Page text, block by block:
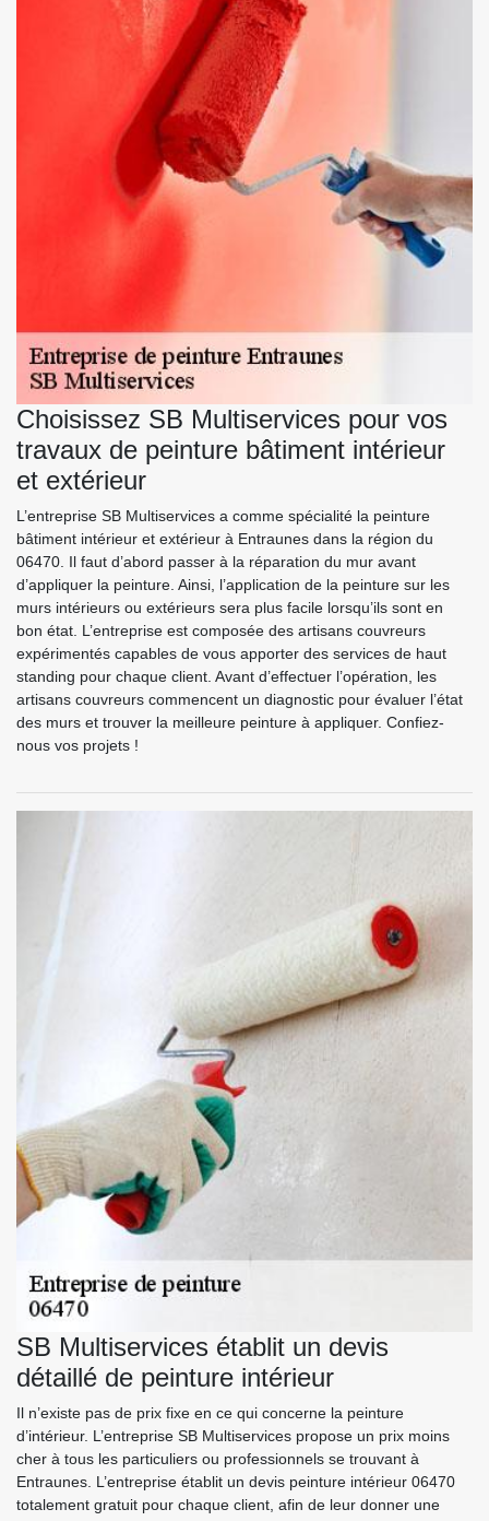
Choisissez SB Multiservices pour vos
travaux de peinture bâtiment intérieur
et extérieur
L’entreprise SB Multiservices a comme spécialité la peinture
bâtiment intérieur et extérieur à Entraunes dans la région du
06470. Il faut d’abord passer à la réparation du mur avant
d’appliquer la peinture. Ainsi, l’application de la peinture sur les
murs intérieurs ou extérieurs sera plus facile lorsqu’ils sont en
bon état. L’entreprise est composée des artisans couvreurs
expérimentés capables de vous apporter des services de haut
standing pour chaque client. Avant d’effectuer l’opération, les
artisans couvreurs commencent un diagnostic pour évaluer l’état
des murs et trouver la meilleure peinture à appliquer. Confiez-
nous vos projets !
SB Multiservices établit un devis
détaillé de peinture intérieur
Il n’existe pas de prix fixe en ce qui concerne la peinture
d’intérieur. L’entreprise SB Multiservices propose un prix moins
cher à tous les particuliers ou professionnels se trouvant à
Entraunes. L’entreprise établit un devis peinture intérieur 06470
totalement gratuit pour chaque client, afin de leur donner une